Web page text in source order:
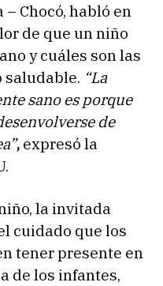
Chocó, habló en
de que un niño
y cuáles son las
saludable. “La
sano es porque
de
, expresó la
la invitada
cuidado que los
tener presente en
de los infantes,